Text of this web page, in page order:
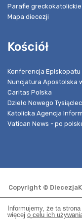
Parafie
Mapa diecezji
Kościół
Konferencja Episkopatu
Nuncjatura Apostolska
Caritas Polska
Dzieło Nowego
Katolicka Agencja
Vatican News - po
Copyright ©
Informujemy, że ta
więcej o celu ich